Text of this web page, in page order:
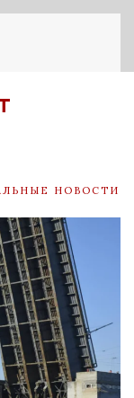
НОВОСТИ